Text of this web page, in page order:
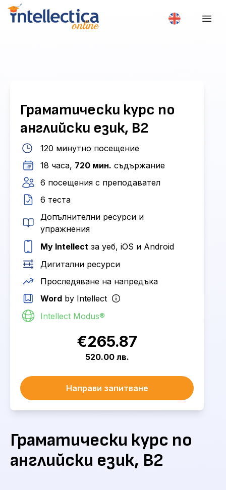
Граматически курс по
английски език, B2
Граматически курс по
английски език, B2
120 минутно посещение
18 часа, 720 мин. съдържание
6 посещения с преподавател
6 теста
Допълнителни ресурси и
упражнения
My Intellect за уеб, iOS и Android
Дигитални ресурси
Проследяване на напредъка
Word by Intellect
Intellect Modus®
€265.87
520.00 лв.
Направи запитване